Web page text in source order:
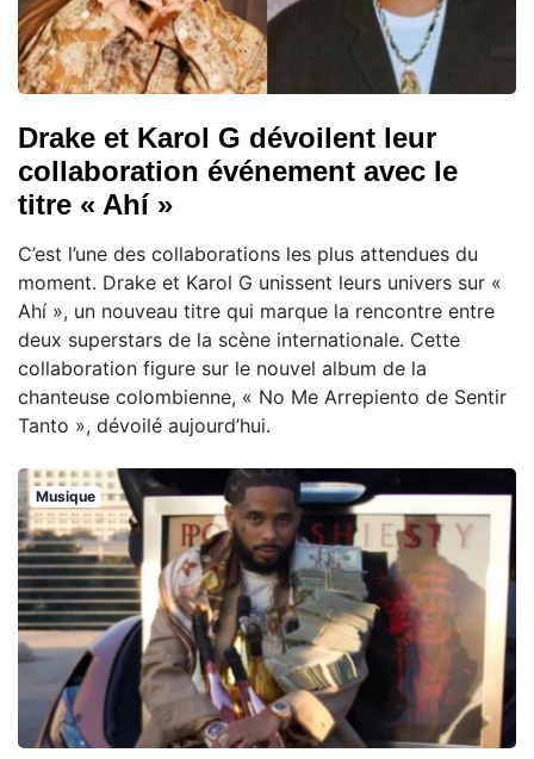
Drake et Karol G dévoilent leur
collaboration événement avec le
titre « Ahí »
C’est l’une des collaborations les plus attendues du
moment. Drake et Karol G unissent leurs univers sur «
Ahí », un nouveau titre qui marque la rencontre entre
deux superstars de la scène internationale. Cette
collaboration figure sur le nouvel album de la
chanteuse colombienne, « No Me Arrepiento de Sentir
Tanto », dévoilé aujourd’hui.
Musique